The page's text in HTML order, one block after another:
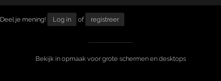
Deel je mening! Log in of registreer
Bekijk in opmaak voor grote schermen en desktops